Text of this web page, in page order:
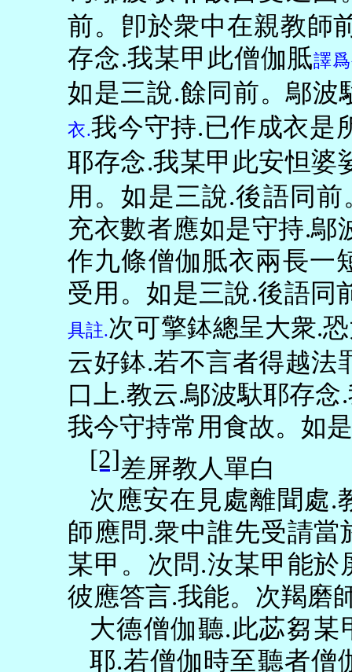
前。卽於衆中在親教師
存念.我某甲此僧伽胝譯
如是三說.餘同前。鄔波
衣.我今守持.已作成衣是
耶存念.我某甲此安怛婆
用。如是三說.後語同前
充衣數者應如是守持.鄔
作九條僧伽胝衣兩長一
受用。如是三說.後語同
具註.次可擎鉢總呈大衆.
云好鉢.若不言者得越法
口上.教云.鄔波馱耶存念.
我今守持常用食故。如
[2]差屏教人單白
次應安在見處離聞處.
師應問.衆中誰先受請當
某甲。次問.汝某甲能於
彼應答言.我能。次羯磨
大德僧伽聽.此苾芻某
耶.若僧伽時至聽者僧